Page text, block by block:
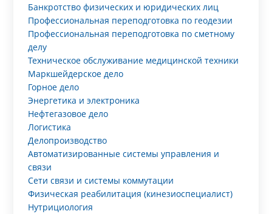
Банкротство физических и юридических лиц
Профессиональная переподготовка по геодезии
Профессиональная переподготовка по сметному
делу
Техническое обслуживание медицинской техники
Маркшейдерское дело
Горное дело
Энергетика и электроника
Нефтегазовое дело
Логистика
Делопроизводство
Автоматизированные системы управления и
связи
Сети связи и системы коммутации
Физическая реабилитация (кинезиоспециалист)
Нутрициология